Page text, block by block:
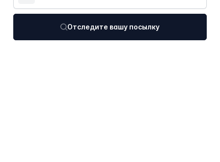
Отследите вашу посылку